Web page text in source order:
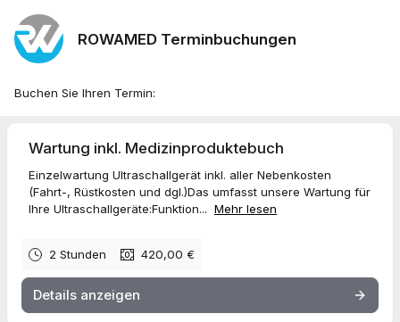
ROWAMED Terminbuchungen
Buchen Sie Ihren Termin:
Wartung inkl. Medizinproduktebuch
Einzelwartung Ultraschallgerät inkl. aller Nebenkosten
(Fahrt-, Rüstkosten und dgl.)Das umfasst unsere Wartung für
Ihre Ultraschallgeräte:Funktion... Mehr lesen
2 Stunden 420,00 €
Details anzeigen